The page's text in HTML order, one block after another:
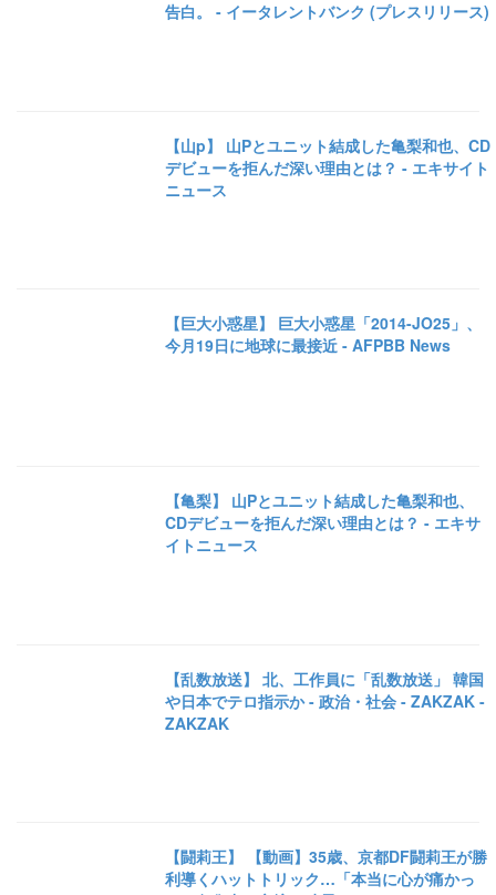
告白。 - イータレントバンク (プレスリリース)
【山p】 山Pとユニット結成した亀梨和也、CD
デビューを拒んだ深い理由とは？ - エキサイト
ニュース
【巨大小惑星】 巨大小惑星「2014-JO25」、
今月19日に地球に最接近 - AFPBB News
【亀梨】 山Pとユニット結成した亀梨和也、
CDデビューを拒んだ深い理由とは？ - エキサ
イトニュース
【乱数放送】 北、工作員に「乱数放送」 韓国
や日本でテロ指示か - 政治・社会 - ZAKZAK -
ZAKZAK
【闘莉王】 【動画】35歳、京都DF闘莉王が勝
利導くハットトリック…「本当に心が痛かっ